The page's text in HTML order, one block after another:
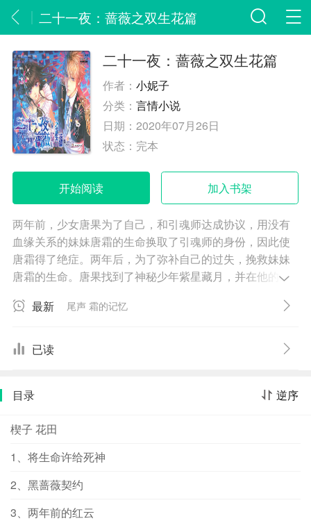
二十一夜：蔷薇之双生花篇
二十一夜：蔷薇之双生花篇
作者：小妮子
分类：言情小说
日期：2020年07月26日
状态： 完本
开始阅读 加入书架
两年前，少女唐果为了自己，和引魂师达成协议，用没有
血缘关系的妹妹唐霜的生命换取了引魂师的身份，因此使
唐霜得了绝症。两年后，为了弥补自己的过失，挽救妹妹
唐霜的生命。唐果找到了神秘少年紫星藏月，并在他的帮
世界。而此时她才知道，原来，已经有玩偶进入了她和妹
在爱与亲情的抉择下，迷途的少女将何去何从？
最新 尾声 霜的记忆
已读
逆序
目录
楔子 花田
1、将生命许给死神
2、黑蔷薇契约
3、两年前的红云